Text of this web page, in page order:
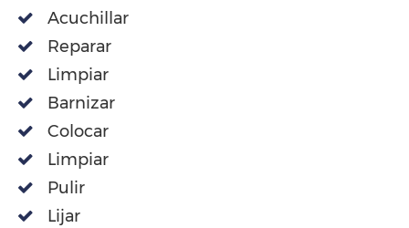
Acuchillar
Reparar
Limpiar
Barnizar
Colocar
Limpiar
Pulir
Lijar